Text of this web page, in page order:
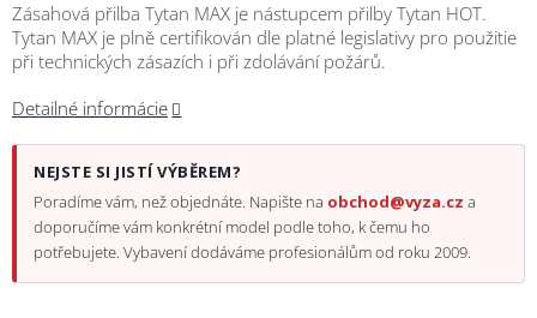
Zásahová přilba Tytan MAX je nástupcem přilby Tytan HOT.
Tytan MAX je plně certifikován dle platné legislativy pro použitie
při technických zásazích i při zdolávání požárů.
Detailné informácie
NEJSTE SI JISTÍ VÝBĚREM?
Poradíme vám, než objednáte. Napište na obchod@vyza.cz a
doporučíme vám konkrétní model podle toho, k čemu ho
potřebujete. Vybavení dodáváme profesionálům od roku 2009.